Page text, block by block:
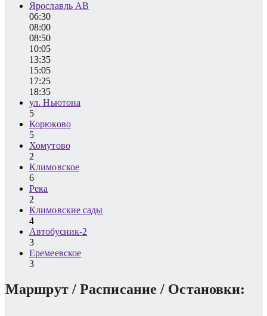
Ярославль АВ
06:30
08:00
08:50
10:05
13:35
15:05
17:25
18:35
ул. Ньютона
5
Корюково
5
Хомутово
2
Климовское
6
Река
2
Климовские сады
4
Автобусник-2
3
Еремеевское
3
Маршрут / Расписание / Остановки: